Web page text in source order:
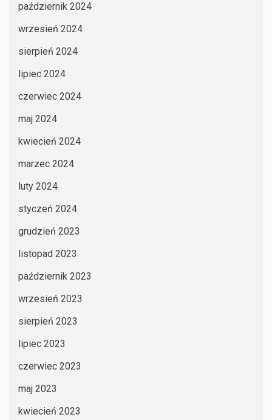
październik 2024
wrzesień 2024
sierpień 2024
lipiec 2024
czerwiec 2024
maj 2024
kwiecień 2024
marzec 2024
luty 2024
styczeń 2024
grudzień 2023
listopad 2023
październik 2023
wrzesień 2023
sierpień 2023
lipiec 2023
czerwiec 2023
maj 2023
kwiecień 2023